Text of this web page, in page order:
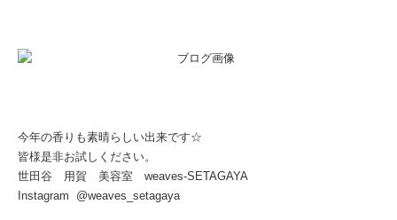
今年の香りも素晴らしい出来です☆
皆様是非お試しください。
世田谷 用賀 美容室 weaves-SETAGAYA
Instagram @weaves_setagaya